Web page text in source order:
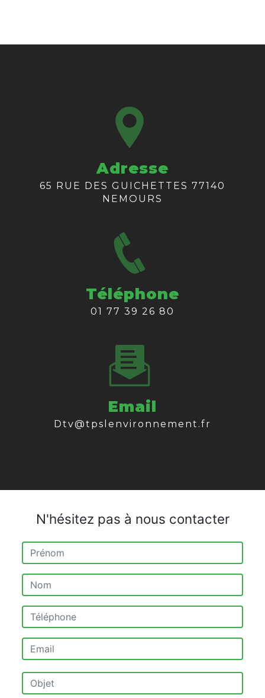
Adresse
65 RUE DES GUICHETTES 77140
NEMOURS
Téléphone
01 77 39 26 80
Email
dtv@tpslenvironnement.fr
N'hésitez pas à nous contacter